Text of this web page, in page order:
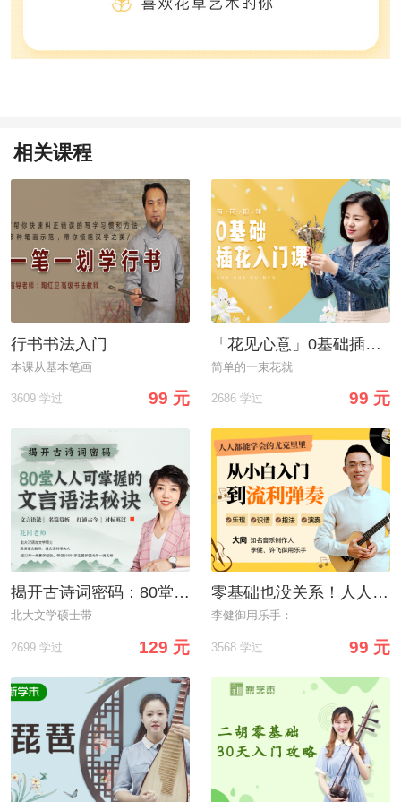
相关课程
行书书法入门
本课从基本笔画
3609 学过 99 元
「花见心意」0基础插花入门课
简单的一束花就
2686 学过 99 元
揭开古诗词密码：80堂人人可掌握的文言语法秘诀
北大文学硕士带
2699 学过 129 元
零基础也没关系！人人能学会尤克里里，不走弯路，从小白到流利弹奏
李健御用乐手：
3568 学过 99 元